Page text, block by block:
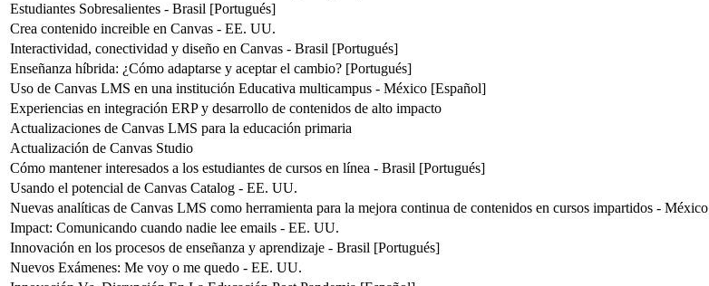
Estudiantes Sobresalientes - Brasil [Portugués]
Crea contenido increible en Canvas - EE. UU.
Interactividad, conectividad y diseño en Canvas - Brasil [Portugués]
Enseñanza híbrida: ¿Cómo adaptarse y aceptar el cambio? [Portugués]
Uso de Canvas LMS en una institución Educativa multicampus - México [Español]
Experiencias en integración ERP y desarrollo de contenidos de alto impacto
Actualizaciones de Canvas LMS para la educación primaria
Actualización de Canvas Studio
Cómo mantener interesados a los estudiantes de cursos en línea - Brasil [Portugués]
Usando el potencial de Canvas Catalog - EE. UU.
Nuevas analíticas de Canvas LMS como herramienta para la mejora continua de contenidos en cursos impartidos - México
Impact: Comunicando cuando nadie lee emails - EE. UU.
Innovación en los procesos de enseñanza y aprendizaje - Brasil [Portugués]
Nuevos Exámenes: Me voy o me quedo - EE. UU.